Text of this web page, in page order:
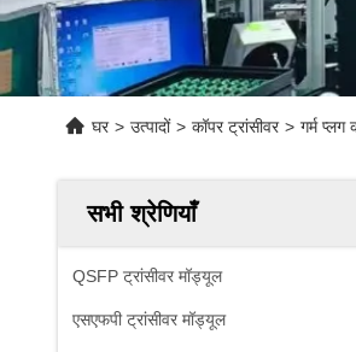
घर > उत्पादों > कॉपर ट्रांसीवर > गर्म
सभी श्रेणियाँ
QSFP ट्रांसीवर मॉड्यूल
एसएफपी ट्रांसीवर मॉड्यूल